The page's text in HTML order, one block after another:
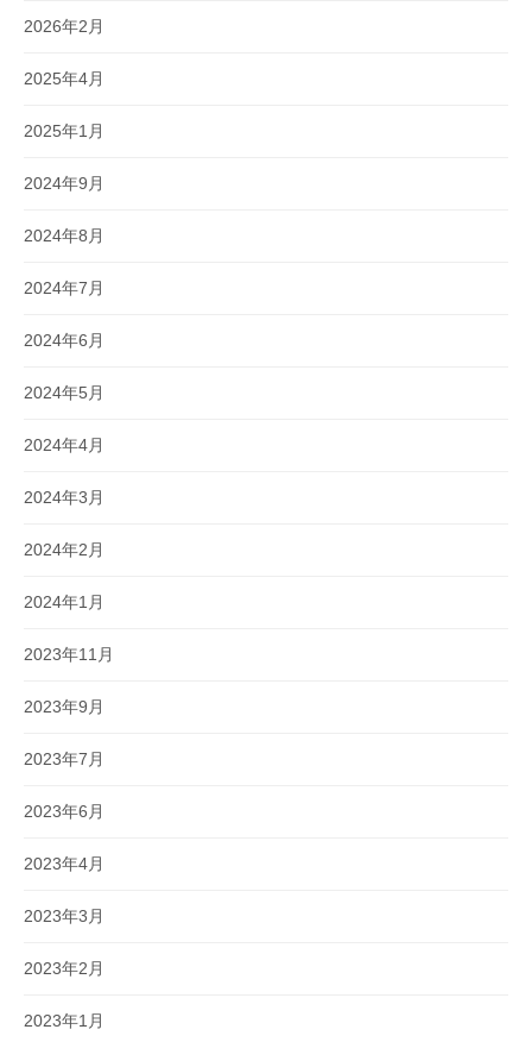
2026年2月
2025年4月
2025年1月
2024年9月
2024年8月
2024年7月
2024年6月
2024年5月
2024年4月
2024年3月
2024年2月
2024年1月
2023年11月
2023年9月
2023年7月
2023年6月
2023年4月
2023年3月
2023年2月
2023年1月